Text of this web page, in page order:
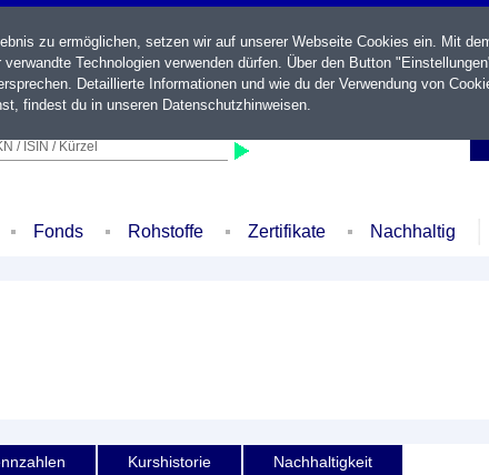
/ ISIN / Kürzel
Fonds Rohstoffe Zertifikate Nachhaltig
Kurshistorie Nachhaltigkeit
zu ermöglichen, setzen wir auf unserer Webseite Cookies ein. Mit
Technologien verwenden dürfen. Über den Button
Detaillierte Informationen und wie du der Verwendung von
findest du in unseren Datenschutzhinweisen.